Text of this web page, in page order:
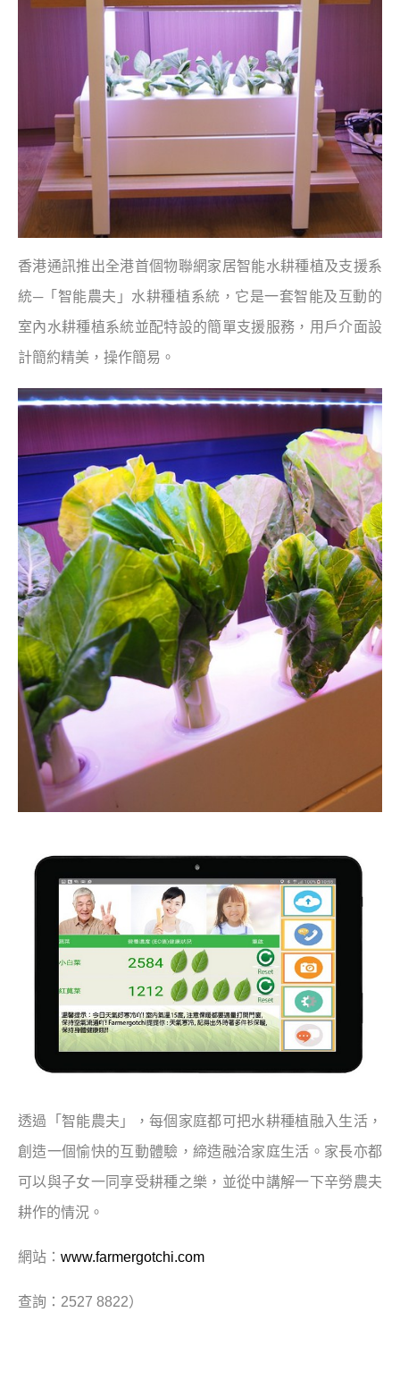
香港通訊推出全港首個物聯網家居智能水耕種植及支援系
統─「智能農夫」水耕種植系統，它是一套智能及互動的
室內水耕種植系統並配特設的簡單支援服務，用戶介面設
計簡約精美，操作簡易。
透過「智能農夫」，每個家庭都可把水耕種植融入生活，
創造一個愉快的互動體驗，締造融洽家庭生活。家長亦都
可以與子女一同享受耕種之樂，並從中講解一下辛勞農夫
耕作的情況。
網站： www.farmergotchi.com
查詢：2527 8822）